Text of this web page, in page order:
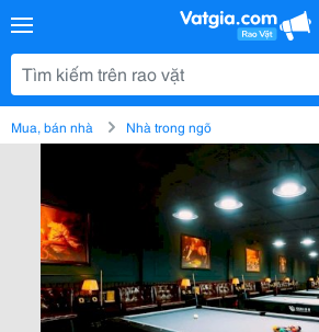
Mua, bán nhà Nhà trong ngõ